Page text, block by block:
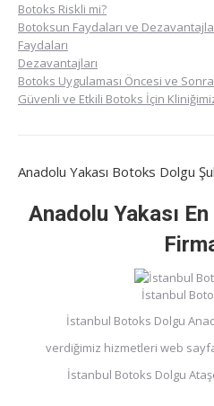
Botoks Riskli mi?
Botoksun Faydaları ve
Faydaları
Dezavantajları
Botoks Uygulaması Öncesi ve
Güvenli ve Etkili Botoks İçin
Anadolu Yakası Botoks Dolgu
Anadolu Yakası
İstanbul
İstanbul Botoks Dolgu
verdiğimiz hizmetleri web
İstanbul Botoks Dolgu